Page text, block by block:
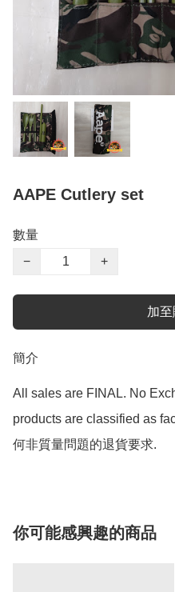
AAPE Cutlery set
數量
−
+
加
簡介
All sales are FINAL. No
products are classified as
何非質量問題的退貨要求.
你可能感興趣的商品